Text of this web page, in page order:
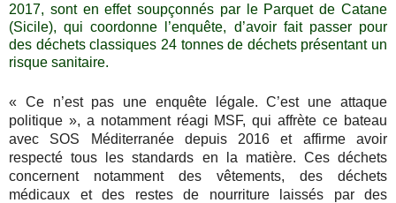
2017, sont en effet soupçonnés par le Parquet de Catane
(Sicile), qui coordonne l’enquête, d’avoir fait passer pour
des déchets classiques 24 tonnes de déchets présentant un
risque sanitaire.
« Ce n’est pas une enquête légale. C’est une attaque
politique », a notamment réagi MSF, qui affrète ce bateau
avec SOS Méditerranée depuis 2016 et affirme avoir
respecté tous les standards en la matière. Ces déchets
concernent notamment des vêtements, des déchets
médicaux et des restes de nourriture laissés par des